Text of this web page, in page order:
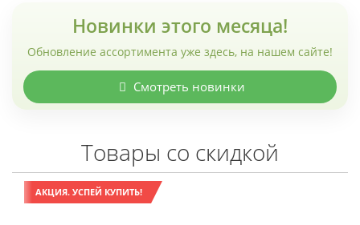
Новинки этого месяца!
Обновление ассортимента уже здесь, на нашем сайте!
Смотреть новинки
Товары со скидкой
АКЦИЯ. УСПЕЙ КУПИТЬ!